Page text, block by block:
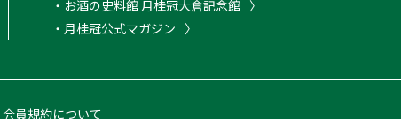
・お酒の史料館 月桂冠大倉記念館
・月桂冠公式マガジン
会員規約について